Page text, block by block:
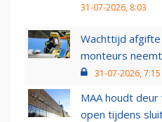
31-07-2026, 8:03
Wachttijd
monteurs
31-07-2026, 7:15
MAA houdt
open tijdens